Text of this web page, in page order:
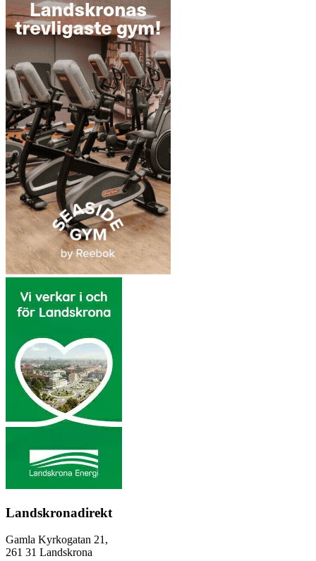
Landskronadirekt
Gamla Kyrkogatan 21,
261 31 Landskrona